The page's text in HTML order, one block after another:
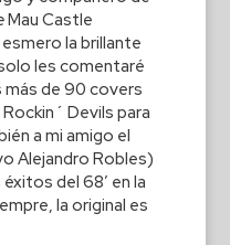
Mau Castle
la brillante
les comentaré
más de 90 covers
Devils para
a mi amigo el
Alejandro Robles)
del 68′ en la
la original es